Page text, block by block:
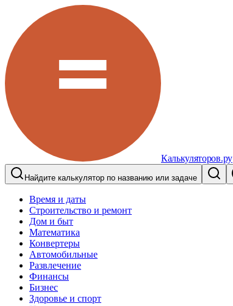
Калькуляторов.ру
Найдите калькулятор по названию или задаче
Время и даты
Строительство и ремонт
Дом и быт
Математика
Конвертеры
Автомобильные
Развлечение
Финансы
Бизнес
Здоровье и спорт